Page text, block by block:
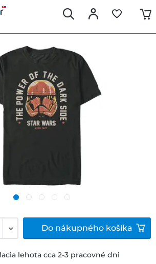
lehota cca 2-3 pracovné dni
Do nákupného košíka